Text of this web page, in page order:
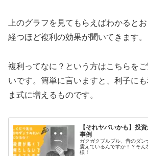
上のグラフを見てもらえばわかると
経つほど複利の効果が聞いてきます。
複利ってなに？という方はこちらを
いです。簡単に言いますと、利子に
ま式に増えるものです。
【それヤバいかも】投
事例
ガクガクブルブル、昔のダ
震えているんですか！？そん
様！